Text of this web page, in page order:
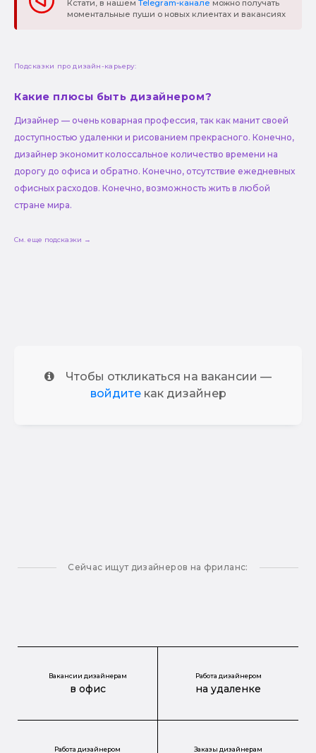
Кстати, в нашем Telegram-канале можно получать
моментальные пуши о новых клиентах и вакансиях
Подсказки про дизайн-карьеру:
Какие плюсы быть дизайнером?
Дизайнер — очень коварная профессия, так как манит своей
доступностью удаленки и рисованием прекрасного. Конечно,
дизайнер экономит колоссальное количество времени на
дорогу до офиса и обратно. Конечно, отсутствие ежедневных
офисных расходов. Конечно, возможность жить в любой
стране мира.
См. еще подсказки →
Чтобы откликаться на вакансии —
войдитекак дизайнер
Сейчас ищут дизайнеров на фриланс:
Вакансии дизайнерам
в офис
Работа дизайнером
на удаленке
Работа дизайнером Заказы дизайнерам